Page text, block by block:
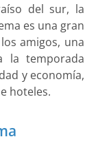
del sur, la
es una gran
amigos, una
la temporada
y economía,
hoteles.